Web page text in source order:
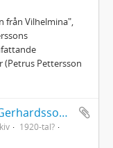
från Vilhelmina",
(Petrus Pettersson
Manuskript: Gerhard Gerhardsson och nyläseriet i Västerbotten
1920-tal?